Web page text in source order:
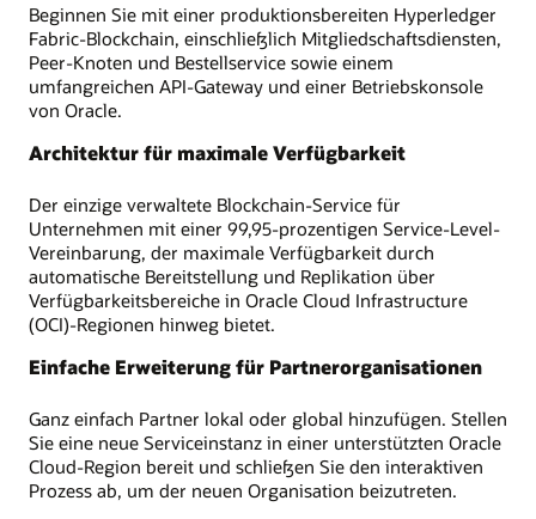
Beginnen Sie mit einer produktionsbereiten Hyperledger
Fabric-Blockchain, einschließlich Mitgliedschaftsdiensten,
Peer-Knoten und Bestellservice sowie einem
umfangreichen API-Gateway und einer Betriebskonsole
von Oracle.
Architektur für maximale Verfügbarkeit
Der einzige verwaltete Blockchain-Service für
Unternehmen mit einer 99,95-prozentigen Service-Level-
Vereinbarung, der maximale Verfügbarkeit durch
automatische Bereitstellung und Replikation über
Verfügbarkeitsbereiche in Oracle Cloud Infrastructure
(OCI)-Regionen hinweg bietet.
Einfache Erweiterung für Partnerorganisationen
Ganz einfach Partner lokal oder global hinzufügen. Stellen
Sie eine neue Serviceinstanz in einer unterstützten Oracle
Cloud-Region bereit und schließen Sie den interaktiven
Prozess ab, um der neuen Organisation beizutreten.